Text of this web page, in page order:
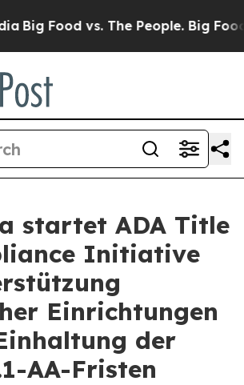
Food vs. The People. Big Food’s
startet ADA Title
Initiative
Einrichtungen
der
AA-Fristen